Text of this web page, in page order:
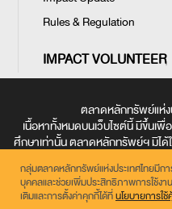
กลุ่มตลาดหลักทรัพย์แห่งประเทศไทยมีก
บุคคลและช่วยเพิ่มประสิทธิภาพการใช้ง
เติมและการตั้งค่าคุกกี้ได้ที่นโยบายการใ
Rules & Regulation
IMPACT VOLUNTEER
ตลาดหลักทรัพย์แห่ง
เนื้อหาทั้งหมดบนเว็บไซต์นี้ มีขึ้นเพื่
ศึกษาเท่านั้น ตลาดหลักทรัพย์ฯ มิไ
ใด
ข้อตกลงและเงื่อนไขการใช้งานเว็บไซต์
กา